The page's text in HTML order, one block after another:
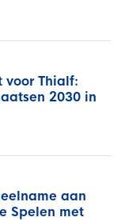
voor Thialf:
2030 in
aan
Spelen met